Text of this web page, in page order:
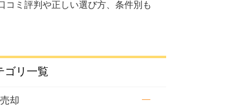
コミ評判や正しい選び方、条件別も
ゴリ一覧
却